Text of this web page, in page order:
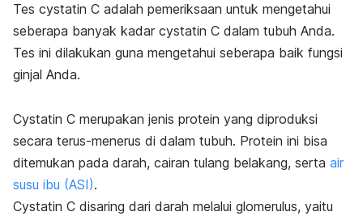
Tes cystatin C adalah pemeriksaan untuk mengetahui
seberapa banyak kadar cystatin C dalam tubuh Anda.
Tes ini dilakukan guna mengetahui seberapa baik fungsi
ginjal Anda.
Cystatin C merupakan jenis protein yang diproduksi
secara terus-menerus di dalam tubuh. Protein ini bisa
ditemukan pada darah, cairan tulang belakang, serta air
susu ibu (ASI).
Cystatin C disaring dari darah melalui glomerulus, yaitu